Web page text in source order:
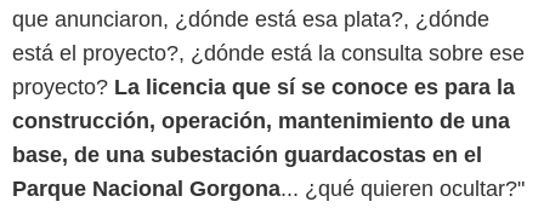
que anunciaron, ¿dónde está esa plata?, ¿dónde
está el proyecto?, ¿dónde está la consulta sobre ese
proyecto? La licencia que sí se conoce es para la
construcción, operación, mantenimiento de una
base, de una subestación guardacostas en el
Parque Nacional Gorgona... ¿qué quieren ocultar?"